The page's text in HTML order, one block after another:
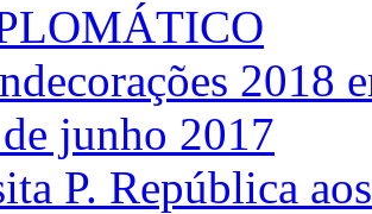
2018
junho 2017
P. República